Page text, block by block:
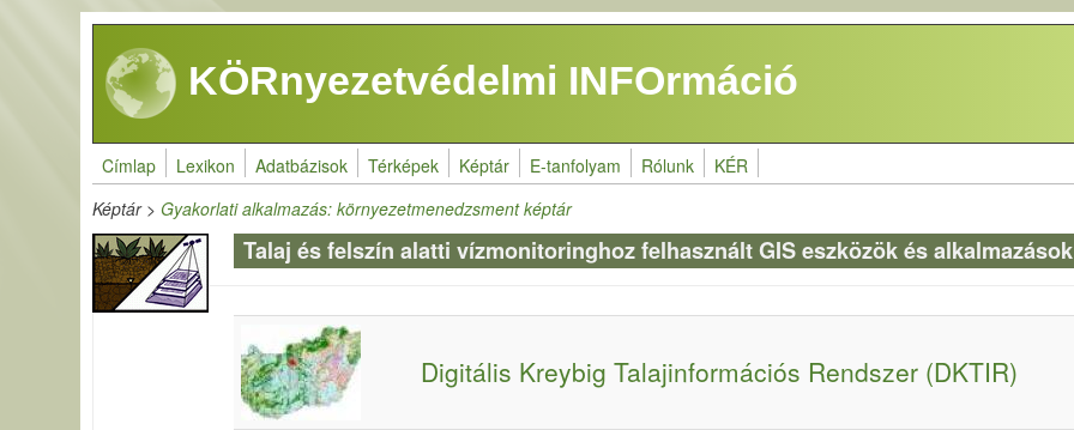
Ugrás a tartalomra
KÖRnyezetvédelmi INFOrmáció
Címlap Lexikon Adatbázisok Térképek Képtár E-tanfolyam Rólunk KÉR
Képtár>Gyakorlati alkalmazás: környezetmenedzsment képtár
Talaj és felszín alatti vízmonitoringhoz felhasznált GIS eszközök és alkalmazások
Digitális Kreybig Talajinformációs Rendszer (DKTIR)